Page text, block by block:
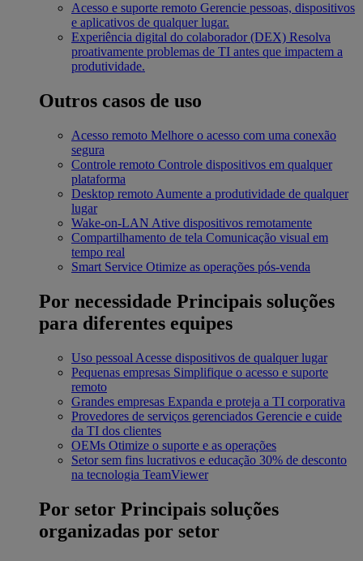
Acesso e suporte remoto Gerencie pessoas, dispositivos
e aplicativos de qualquer lugar.
Experiência digital do colaborador (DEX) Resolva
proativamente problemas de TI antes que impactem a
produtividade.
Outros casos de uso
Acesso remoto Melhore o acesso com uma conexão
segura
Controle remoto Controle dispositivos em qualquer
plataforma
Desktop remoto Aumente a produtividade de qualquer
lugar
Wake-on-LAN Ative dispositivos remotamente
Compartilhamento de tela Comunicação visual em
tempo real
Smart Service Otimize as operações pós-venda
Por necessidade Principais soluções
para diferentes equipes
Uso pessoal Acesse dispositivos de qualquer lugar
Pequenas empresas Simplifique o acesso e suporte
remoto
Grandes empresas Expanda e proteja a TI corporativa
Provedores de serviços gerenciados Gerencie e cuide
da TI dos clientes
OEMs Otimize o suporte e as operações
Setor sem fins lucrativos e educação 30% de desconto
na tecnologia TeamViewer
Por setor Principais soluções
organizadas por setor